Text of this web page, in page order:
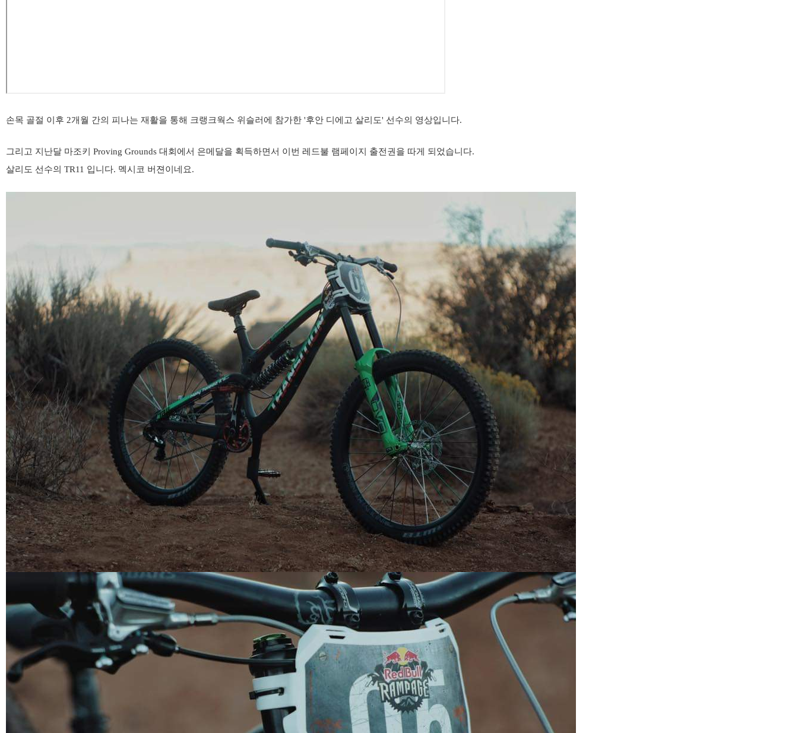
손목 골절 이후 2개월 간의 피나는 재활을 통해 크랭크웍스 위슬러에 참가한 '후안 디에고 살리도' 선수의 영상입니다.
그리고 지난달 마조키 Proving Grounds 대회에서 은메달을 획득하면서 이번 레드불 램페이지 출전권을 따게 되었습니다.
살리도 선수의 TR11 입니다. 멕시코 버젼이네요.